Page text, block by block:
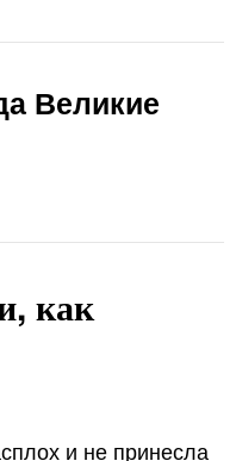
Великие
как
и не принесла